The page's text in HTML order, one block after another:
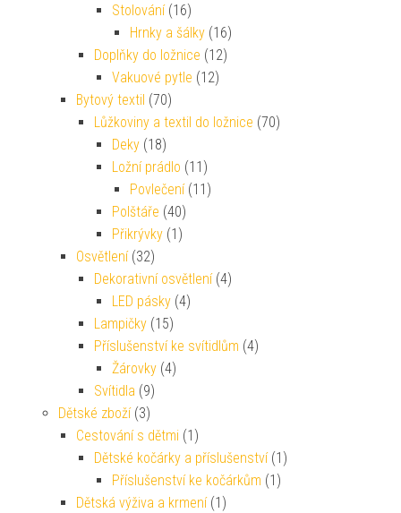
Stolování (16)
Hrnky a šálky (16)
Doplňky do ložnice (12)
Vakuové pytle (12)
Bytový textil (70)
Lůžkoviny a textil do ložnice (70)
Deky (18)
Ložní prádlo (11)
Povlečení (11)
Polštáře (40)
Přikrývky (1)
Osvětlení (32)
Dekorativní osvětlení (4)
LED pásky (4)
Lampičky (15)
Příslušenství ke svítidlům (4)
Žárovky (4)
Svítidla (9)
Dětské zboží (3)
Cestování s dětmi (1)
Dětské kočárky a příslušenství (1)
Příslušenství ke kočárkům (1)
Dětská výživa a krmení (1)